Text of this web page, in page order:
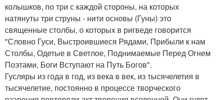
колышков, по три с каждой стороны, на которых
натянуты три струны - нити основы (Гуны) это
священные столбы, о которых в ригведе говорится
"Словно Гуси, Выстроившиеся Рядами, Прибыли к нам
Столбы, Одетые в Светлое, Поднимаемые Перед Огнем
Поэтами, Боги Вступают на Путь Богов".
Гусляры из года в год, из века в век, из тысячелетия в
тысячелетие, постоянно в процессе творческого